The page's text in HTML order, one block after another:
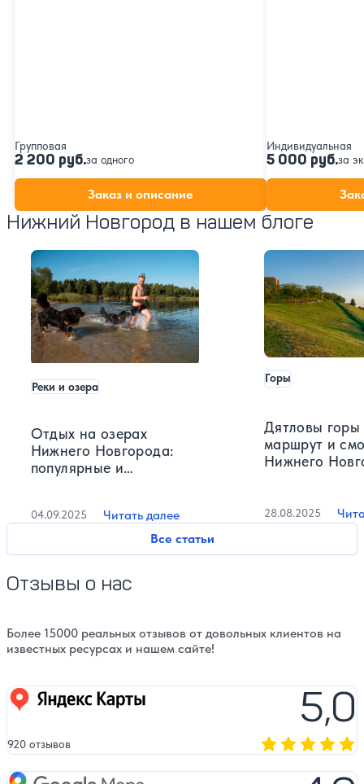
Групповая
2 200 руб.за одного
Заказ и описание
Индивидуальная
5 000 руб.за
Нижний Новгород в нашем блоге
Все статьи
Отдых на озерах
Нижнего Новгорода:
популярные и
Реки и озера
04.09.2025 Читать далее
Дятловы горы
маршрут и
Нижнего
Горы
28.08.2025
Отзывы о нас
Более 15000 реальных отзывов от довольных клиентов на
известных ресурсах и нашем сайте!
Яндекс карты 5,0
920 отзывов
Google Maps